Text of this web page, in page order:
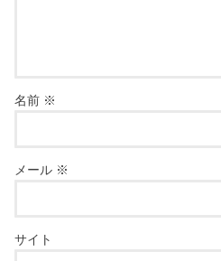
名前 ※
メール ※
サイト